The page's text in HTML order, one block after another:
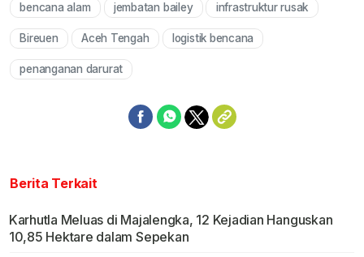
bencana alam jembatan bailey infrastruktur rusak
Bireuen Aceh Tengah logistik bencana
penanganan darurat
Berita Terkait
Karhutla Meluas di Majalengka, 12 Kejadian Hanguskan
10,85 Hektare dalam Sepekan